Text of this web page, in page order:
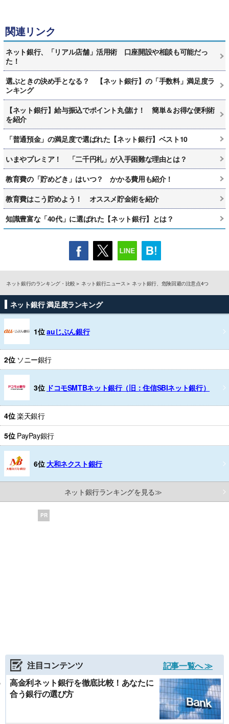
関連リンク
ネット銀行、「リアル店舗」活用術 口座開設や相談も可能だっ
た！
選ぶときの決め手となる？ 【ネット銀行】の「手数料」満足度ラ
ンキング
【ネット銀行】給与振込でポイント丸儲け！ 簡単＆お得な便利術
を紹介
「普通預金」の満足度で選ばれた【ネット銀行】ベスト10
いまやプレミア！ 「二千円札」が入手困難な理由とは？
教育費の「貯めどき」はいつ？ かかる費用も紹介！
教育費はこう貯めよう！ オススメ貯金術を紹介
知識豊富な「40代」に選ばれた【ネット銀行】とは？
ネット銀行のランキング・比較 ネット銀行ニュース ネット銀行、危険回避の注意点4つ
ネット銀行 満足度ランキング
1位auじぶん銀行
2位 ソニー銀行
3位 ドコモSMTBネット銀行（旧：住信SBIネット銀行）
4位楽天銀行
5位 PayPay銀行
6位 大和ネクスト銀行
ネット銀行ランキングを見る≫
PR
注目コンテンツ
記事一覧へ ≫
高金利ネット銀行を徹底比較！あなたに
合う銀行の選び方